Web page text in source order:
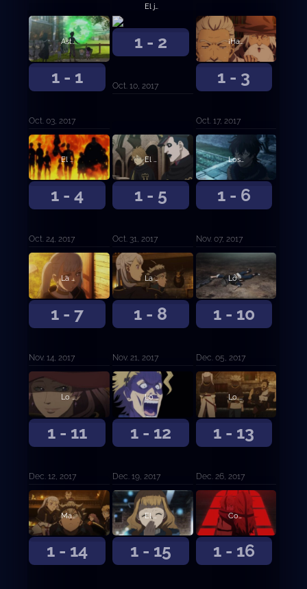
1 - 1
Asta y Yuno
Oct. 03, 2017
1 - 2
El juramento del muchacho
Oct. 10, 2017 1 - 3
¡Hacia la capital del Reino del Trébol!
Oct. 17, 2017
1 - 4
El examen de caballería
Oct. 24, 2017
1 - 5
El camino hasta ser Rey Mago
Oct. 31, 2017
1 - 6
Los Toros Negros
Nov. 07, 2017
1 - 7
La otra novata
Nov. 14, 2017
1 - 8
La primera misión
Nov. 21, 2017
1 - 10
Lo que proteger
Dec. 05, 2017
1 - 11
Lo sucedido en la ciudad del castillo
Dec. 12, 2017
1 - 12
Lo que ve el Rey Mago
Dec. 19, 2017
1 - 13
Lo que ve el Rey Mago, continuación
Dec. 26, 2017
1 - 14
Mazmorra
1 - 15
El guerrero mágico del Diamante
1 - 16
Compañeros